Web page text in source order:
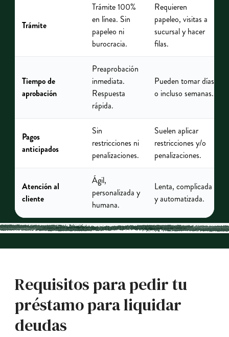
Trámite
Trámite 100%
en línea. Sin
papeleo ni
burocracia.
Requieren
papeleo, visitas a
sucursal y hacer
filas.
Tiempo de
aprobación
Preaprobación
inmediata.
Respuesta
rápida.
Pueden tomar días
o incluso semanas.
Pagos
anticipados
Sin
restricciones ni
penalizaciones.
Suelen aplicar
restricciones y/o
penalizaciones.
Atención al
cliente
Ágil,
personalizada y
humana.
Lenta, complicada
y automatizada.
Requisitos para pedir tu
préstamo para liquidar
deudas